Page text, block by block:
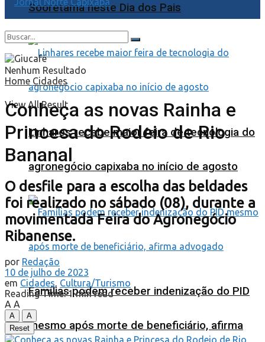
Sooretama neste Dia dos Pais
Linhares recebe maior feira de tecnologia do
agronegócio capixaba no início de agosto
Famílias podem receber indenização do PID
mesmo após morte de beneficiário, afirma
Nenhum Resultado
View All Result
Home Cidades
Conheça as novas Rainha e
Princesa do Rodeio de Rio
Bananal
O desfile para a escolha das beldades
foi realizado no sábado (08), durante a
movimentada Feira do Agronegócio
Ribanense.
por Redação
10 de julho de 2023
em Cidades, Cultura/Turismo
Reading Time: 1 min read
A A
A
A
Reset